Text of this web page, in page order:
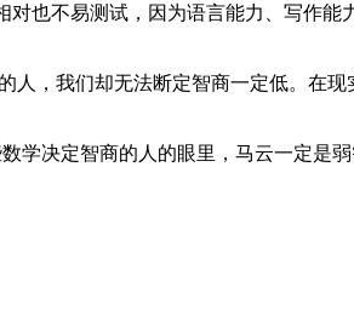
也不易测试，因为语言能力、写作
，我们却无法断定智商一定低。在
学决定智商的人的眼里，马云一定是